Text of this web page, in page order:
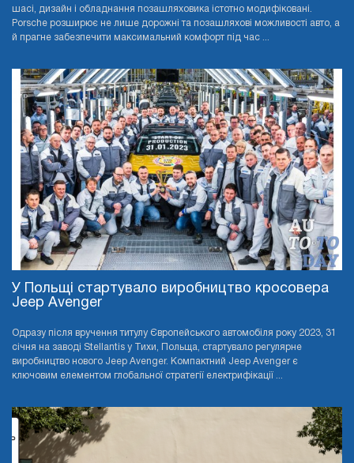
шасі, дизайн і обладнання позашляховика істотно модифіковані.
Porsche розширює не лише дорожні та позашляхові можливості авто, а
й прагне забезпечити максимальний комфорт під час ...
У Польщі стартувало виробництво кросовера
Jeep Avenger
Одразу після вручення титулу Європейського автомобіля року 2023, 31
січня на заводі Stellantis у Тихи, Польща, стартувало регулярне
виробництво нового Jeep Avenger. Компактний Jeep Avenger є
ключовим елементом глобальної стратегії електрифікації ...